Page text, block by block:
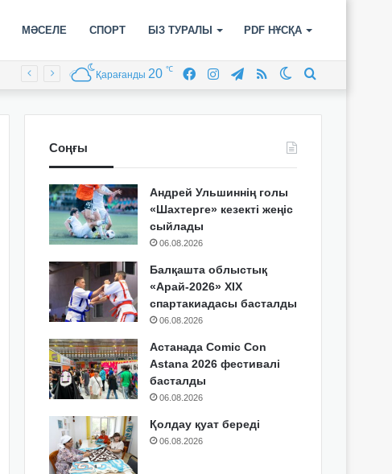
МӘСЕЛЕ СПОРТ БІЗ ТУРАЛЫ PDF НҰСҚА
Switch
RSS
Telegram
Instagram
Facebook
Қарағанды 20 ℃
Соңғы
Андрей Ульшиннің голы
«Шахтерге» кезекті жеңіс
сыйлады
06.08.2026
Балқашта облыстық
«Арай-2026» XIX
спартакиадасы басталды
06.08.2026
Астанада Comic Con
Astana 2026 фестивалі
басталды
06.08.2026
Қолдау қуат береді
06.08.2026